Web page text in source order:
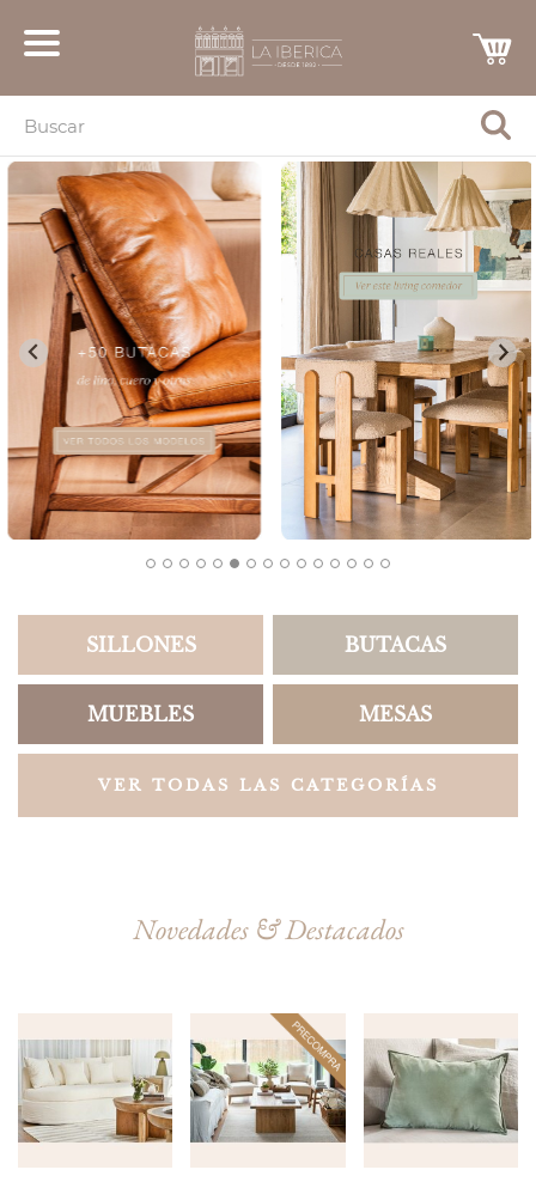
SILLONES BUTACAS
MUEBLES MESAS
VER TODAS LAS CATEGORÍAS
Novedades & Destacados